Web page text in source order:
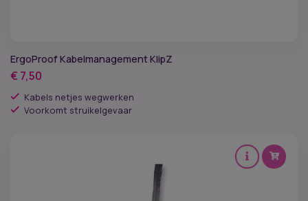
ErgoProof Kabelmanagement KlipZ
€ 7,50
Kabels netjes wegwerken
Voorkomt struikelgevaar